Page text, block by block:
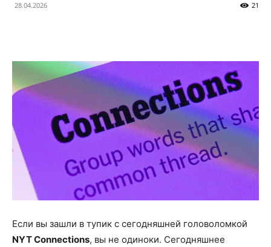
28.04.2026 21
Если вы зашли в тупик с сегодняшней головоломкой
NYT Connections, вы не одиноки. Сегодняшнее